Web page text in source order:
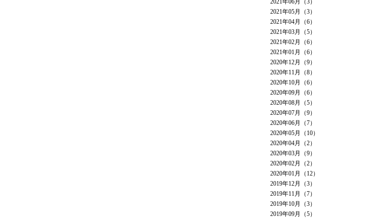
2021年06月（3）
2021年05月（3）
2021年04月（6）
2021年03月（5）
2021年02月（6）
2021年01月（6）
2020年12月（9）
2020年11月（8）
2020年10月（6）
2020年09月（6）
2020年08月（5）
2020年07月（9）
2020年06月（7）
2020年05月（10）
2020年04月（2）
2020年03月（9）
2020年02月（2）
2020年01月（12）
2019年12月（3）
2019年11月（7）
2019年10月（3）
2019年09月（5）